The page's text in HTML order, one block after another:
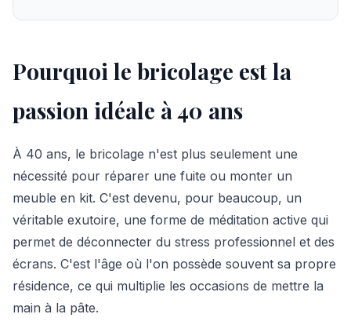
Pourquoi le bricolage est la
passion idéale à 40 ans
À 40 ans, le bricolage n'est plus seulement une
nécessité pour réparer une fuite ou monter un
meuble en kit. C'est devenu, pour beaucoup, un
véritable exutoire, une forme de méditation active qui
permet de déconnecter du stress professionnel et des
écrans. C'est l'âge où l'on possède souvent sa propre
résidence, ce qui multiplie les occasions de mettre la
main à la pâte.